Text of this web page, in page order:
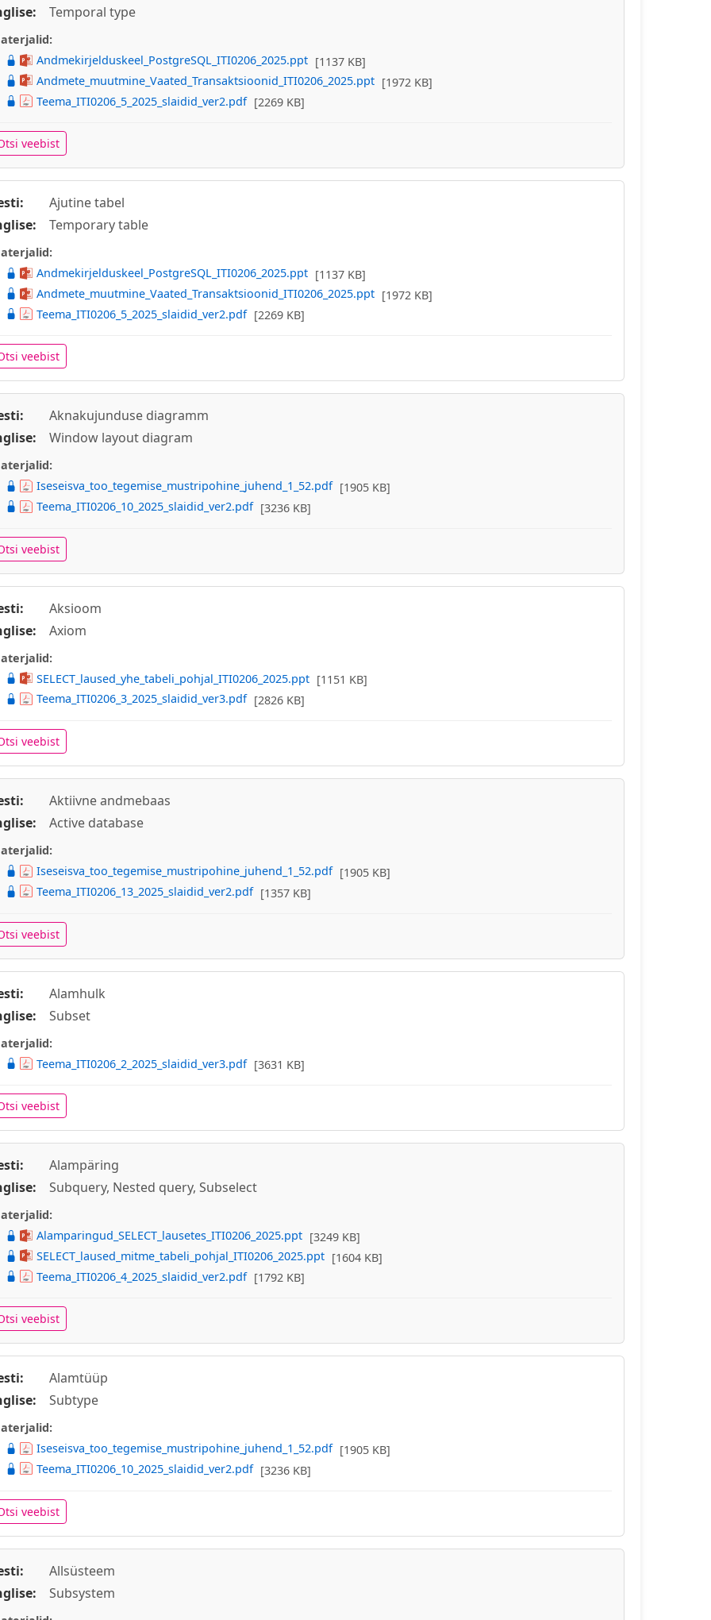
Temporal type
Andmekirjelduskeel_PostgreSQL_ITI0206_2025.ppt [1137 KB]
Andmete_muutmine_Vaated_Transaktsioonid_ITI0206_2025.ppt [1972 KB]
Teema_ITI0206_5_2025_slaidid_ver2.pdf [2269 KB]
veebist
Ajutine tabel
Temporary table
Andmekirjelduskeel_PostgreSQL_ITI0206_2025.ppt [1137 KB]
Andmete_muutmine_Vaated_Transaktsioonid_ITI0206_2025.ppt [1972 KB]
Teema_ITI0206_5_2025_slaidid_ver2.pdf [2269 KB]
veebist
Aknakujunduse diagramm
Window layout diagram
Iseseisva_too_tegemise_mustripohine_juhend_1_52.pdf [1905 KB]
Teema_ITI0206_10_2025_slaidid_ver2.pdf [3236 KB]
veebist
Aksioom
Axiom
SELECT_laused_yhe_tabeli_pohjal_ITI0206_2025.ppt [1151 KB]
Teema_ITI0206_3_2025_slaidid_ver3.pdf [2826 KB]
veebist
Aktiivne andmebaas
Active database
Iseseisva_too_tegemise_mustripohine_juhend_1_52.pdf [1905 KB]
Teema_ITI0206_13_2025_slaidid_ver2.pdf [1357 KB]
veebist
Alamhulk
Subset
Teema_ITI0206_2_2025_slaidid_ver3.pdf [3631 KB]
veebist
Alampäring
Subquery, Nested query, Subselect
Alamparingud_SELECT_lausetes_ITI0206_2025.ppt [3249 KB]
SELECT_laused_mitme_tabeli_pohjal_ITI0206_2025.ppt [1604 KB]
Teema_ITI0206_4_2025_slaidid_ver2.pdf [1792 KB]
veebist
Alamtüüp
Subtype
Iseseisva_too_tegemise_mustripohine_juhend_1_52.pdf [1905 KB]
Teema_ITI0206_10_2025_slaidid_ver2.pdf [3236 KB]
veebist
Allsüsteem
Subsystem